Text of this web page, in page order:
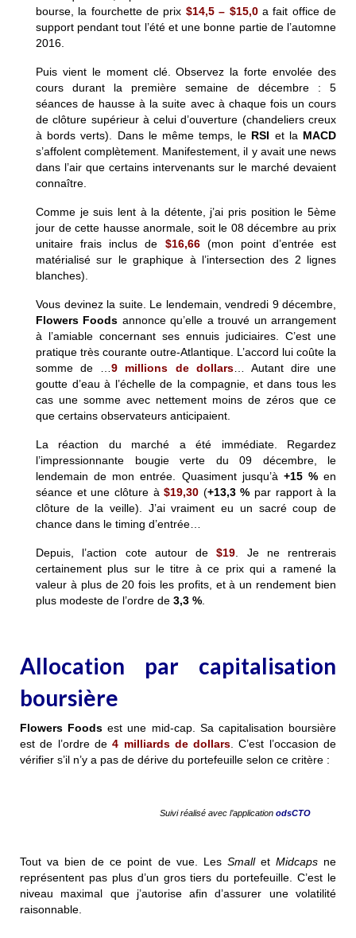
bourse, la fourchette de prix $14,5 – $15,0a fait office de
support pendant tout l’été et une bonne partie de l’automne
2016.
Puis vient le moment clé. Observez la forte envolée des
cours durant la première semaine de décembre : 5
séances de hausse à la suite avec à chaque fois un cours
de clôture supérieur à celui d’ouverture (chandeliers creux
à bords verts). Dans le même temps, le RSI et la MACD
s’affolent complètement. Manifestement, il y avait une news
dans l’air que certains intervenants sur le marché devaient
connaître.
Comme je suis lent à la détente, j’ai pris position le 5ème
jour de cette hausse anormale, soit le 08 décembre au prix
unitaire frais inclus de $16,66(mon point d’entrée est
matérialisé sur le graphique à l’intersection des 2 lignes
blanches).
Vous devinez la suite. Le lendemain, vendredi 9 décembre,
Flowers Foods annonce qu’elle a trouvé un arrangement
à l’amiable concernant ses ennuis judiciaires. C’est une
pratique très courante outre-Atlantique. L’accord lui coûte la
somme de …9 millions de dollars… Autant dire une
goutte d’eau à l’échelle de la compagnie, et dans tous les
cas une somme avec nettement moins de zéros que ce
que certains observateurs anticipaient.
La réaction du marché a été immédiate. Regardez
l’impressionnante bougie verte du 09 décembre, le
lendemain de mon entrée. Quasiment jusqu’à +15 %en
séance et une clôture à$19,30 (+13,3 % par rapport à la
clôture de la veille). J’ai vraiment eu un sacré coup de
chance dans le timing d’entrée…
Depuis, l’action cote autour de$19 . Je ne rentrerais
certainement plus sur le titre à ce prix qui a ramené la
valeur à plus de 20 fois les profits, et à un rendement bien
plus modeste de l’ordre de 3,3 %
Allocation par capitalisation
boursière
Flowers Foods est une mid-cap. Sa capitalisation boursière
est de l’ordre de4 milliards de dollars . C’est l’occasion de
vérifier s’il n’y a pas de dérive du portefeuille selon ce critère :
Suivi réalisé avec l’application odsCTO
Tout va bien de ce point de vue. Les Smallet Midcapsne
représentent pas plus d’un gros tiers du portefeuille. C’est le
niveau maximal que j’autorise afin d’assurer une volatilité
raisonnable.